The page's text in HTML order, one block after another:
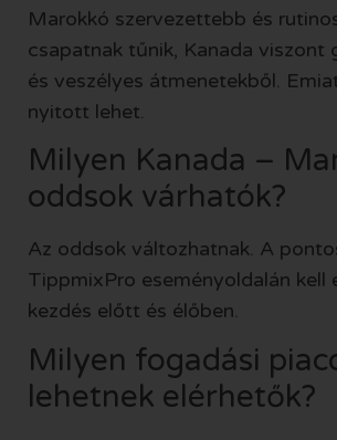
Marokkó szervezettebb és
csapatnak tűnik, Kanada viszont
és veszélyes átmenetekből.
nyitott lehet.
Milyen Kanada –
oddsok várhatók?
Az oddsok változhatnak. A
TippmixPro eseményoldalán kell
kezdés előtt és élőben.
Milyen fogadási
lehetnek elérhetők?